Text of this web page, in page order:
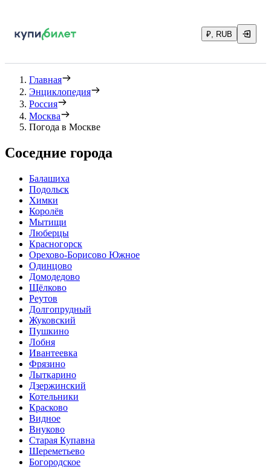
₽, RUB
Главная
Энциклопедия
Россия
Москва
Погода в Москве
Соседние города
Балашиха
Подольск
Химки
Королёв
Мытищи
Люберцы
Красногорск
Орехово-Борисово Южное
Одинцово
Домодедово
Щёлково
Реутов
Долгопрудный
Жуковский
Пушкино
Лобня
Ивантеевка
Фрязино
Лыткарино
Дзержинский
Котельники
Красково
Видное
Внуково
Старая Купавна
Шереметьево
Богородское